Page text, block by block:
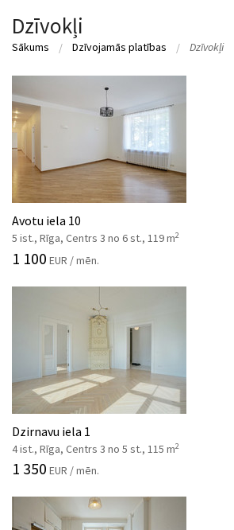
Dzīvokļi
Sākums Dzīvojamās platības Dzīvokļi
Avotu iela 10
5 ist., Rīga, Centrs 3 no 6 st., 119 m2
1 100 EUR / mēn.
Dzirnavu iela 1
4 ist., Rīga, Centrs 3 no 5 st., 115 m2
1 350 EUR / mēn.